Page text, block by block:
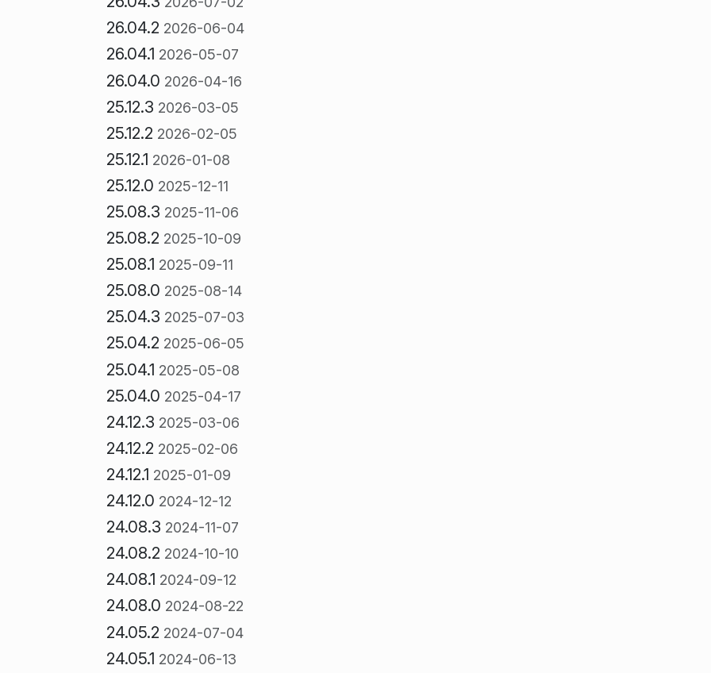
26.04.2 2026-06-04
26.04.1 2026-05-07
26.04.0 2026-04-16
25.12.3 2026-03-05
25.12.2 2026-02-05
25.12.1 2026-01-08
25.12.0 2025-12-11
25.08.3 2025-11-06
25.08.2 2025-10-09
25.08.1 2025-09-11
25.08.0 2025-08-14
25.04.3 2025-07-03
25.04.2 2025-06-05
25.04.1 2025-05-08
25.04.0 2025-04-17
24.12.3 2025-03-06
24.12.2 2025-02-06
24.12.1 2025-01-09
24.12.0 2024-12-12
24.08.3 2024-11-07
24.08.2 2024-10-10
24.08.1 2024-09-12
24.08.0 2024-08-22
24.05.2 2024-07-04
24.05.1 2024-06-13